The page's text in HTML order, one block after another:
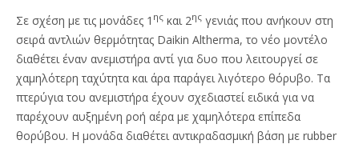
Σε σχέση με τις μονάδες 1 ης και 2ης γενιάς που ανήκουν στη
σειρά αντλιών θερμότητας Daikin Altherma, το νέο μοντέλο
διαθέτει έναν ανεμιστήρα αντί για δυο που λειτουργεί σε
χαμηλότερη ταχύτητα και άρα παράγει λιγότερο θόρυβο. Τα
πτερύγια του ανεμιστήρα έχουν σχεδιαστεί ειδικά για να
παρέχουν αυξημένη ροή αέρα με χαμηλότερα επίπεδα
θορύβου. Η μονάδα διαθέτει αντικραδασμική βάση με rubber